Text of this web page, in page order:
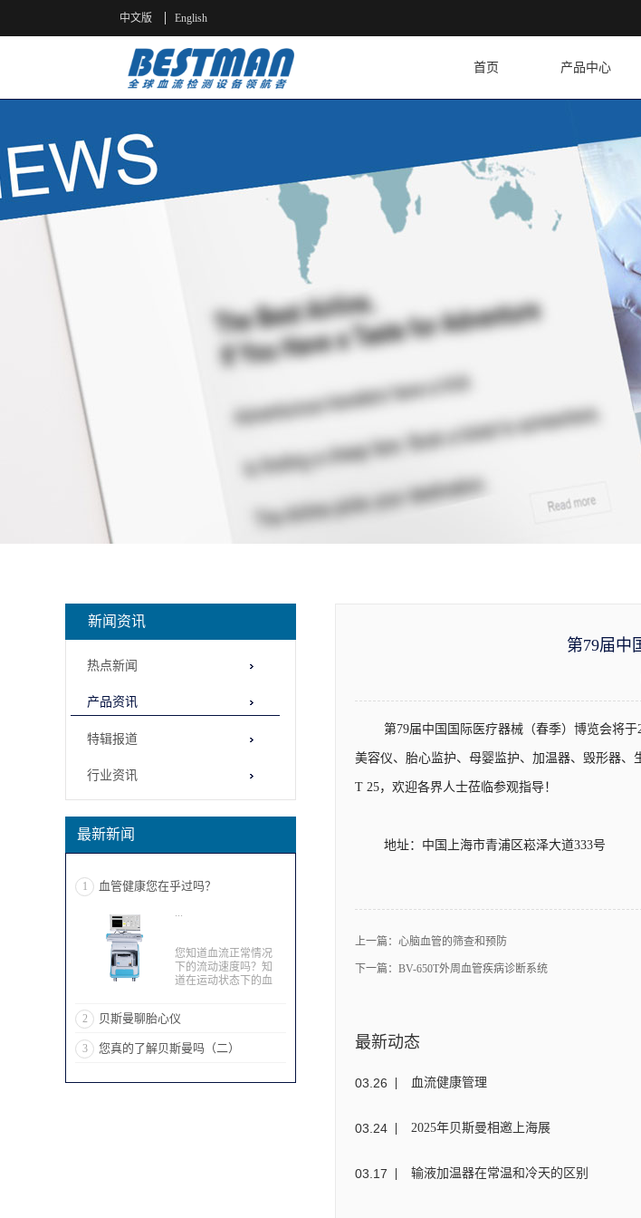
中文版 English
首页 产品中心
新闻资讯
热点新闻
产品资讯
特辑报道
行业资讯
最新新闻
1 血管健康您在乎过吗？
...
您知道血流正常情况
下的流动速度吗？知
道在运动状态下的血
什么呢？ 21世纪的我
爱情、家庭～三点一
2 贝斯曼聊胎心仪
3 您真的了解贝斯曼吗（二）
第79届中
第79届中国国际医疗器械（春季）博览会将
美容仪、胎心监护、母婴监护、加温器、毁形器
T 25，欢迎各界人士莅临参观指导！
地址：中国上海市青浦区崧泽大道333号
上一篇： 心脑血管的筛查和预防
下一篇： BV-650T外周血管疾病诊断系统
最新动态
03 26 血流健康管理
03 24 2025年贝斯曼相邀上海展
03 17 输液加温器在常温和冷天的区别